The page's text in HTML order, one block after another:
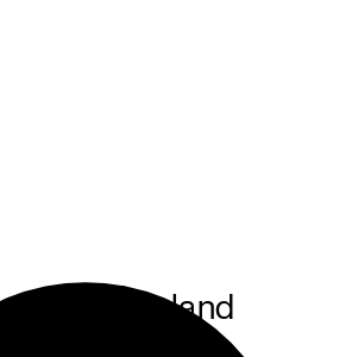
van Zeeland